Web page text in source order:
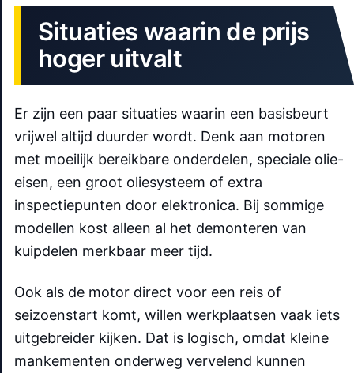
Situaties waarin de prijs
hoger uitvalt
Er zijn een paar situaties waarin een basisbeurt
vrijwel altijd duurder wordt. Denk aan motoren
met moeilijk bereikbare onderdelen, speciale olie-
eisen, een groot oliesysteem of extra
inspectiepunten door elektronica. Bij sommige
modellen kost alleen al het demonteren van
kuipdelen merkbaar meer tijd.
Ook als de motor direct voor een reis of
seizoenstart komt, willen werkplaatsen vaak iets
uitgebreider kijken. Dat is logisch, omdat kleine
mankementen onderweg vervelend kunnen